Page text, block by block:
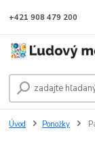
+421 908 479 200
Úvod Ponožky